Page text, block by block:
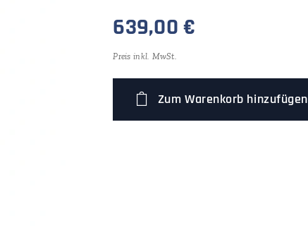
639,00€
Preis inkl. MwSt.
Zum Warenkorb hinzufügen